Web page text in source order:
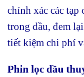
chính xác các tạp
trong dầu, đem
tiết kiệm chi phí
Phin lọc dầu